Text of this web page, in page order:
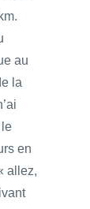
au
la
le
en
allez,